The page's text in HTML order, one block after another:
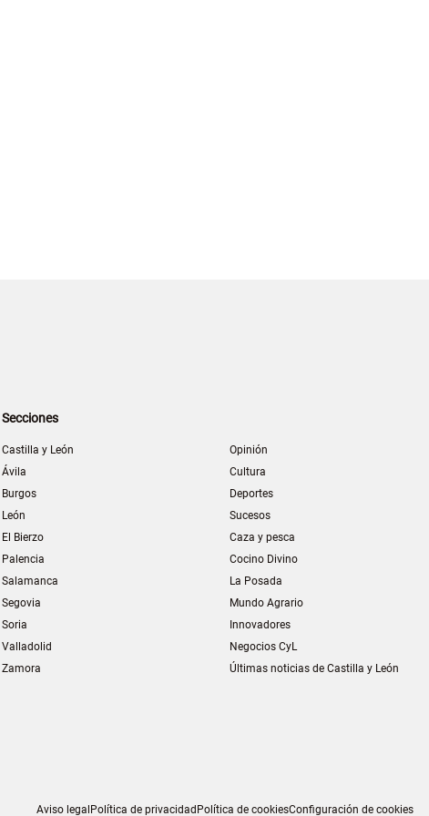
Secciones
Castilla y León
Ávila
Burgos
León
El Bierzo
Palencia
Salamanca
Segovia
Soria
Valladolid
Zamora
Opinión
Cultura
Deportes
Sucesos
Caza y pesca
Cocino Divino
La Posada
Mundo Agrario
Innovadores
Negocios CyL
Últimas noticias de Castilla y León
Aviso legal Política de privacidad Política de cookiesConfiguración de cookies